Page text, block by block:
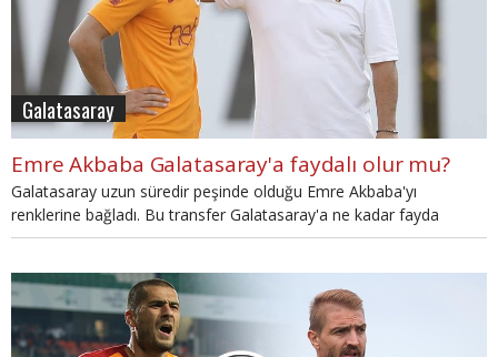
Galatasaray
Emre Akbaba Galatasaray'a faydalı olur mu?
Galatasaray uzun süredir peşinde olduğu Emre Akbaba'yı
renklerine bağladı. Bu transfer Galatasaray'a ne kadar fayda
sağlar? Editörümüz Sinan Yılmaz yorumladı.